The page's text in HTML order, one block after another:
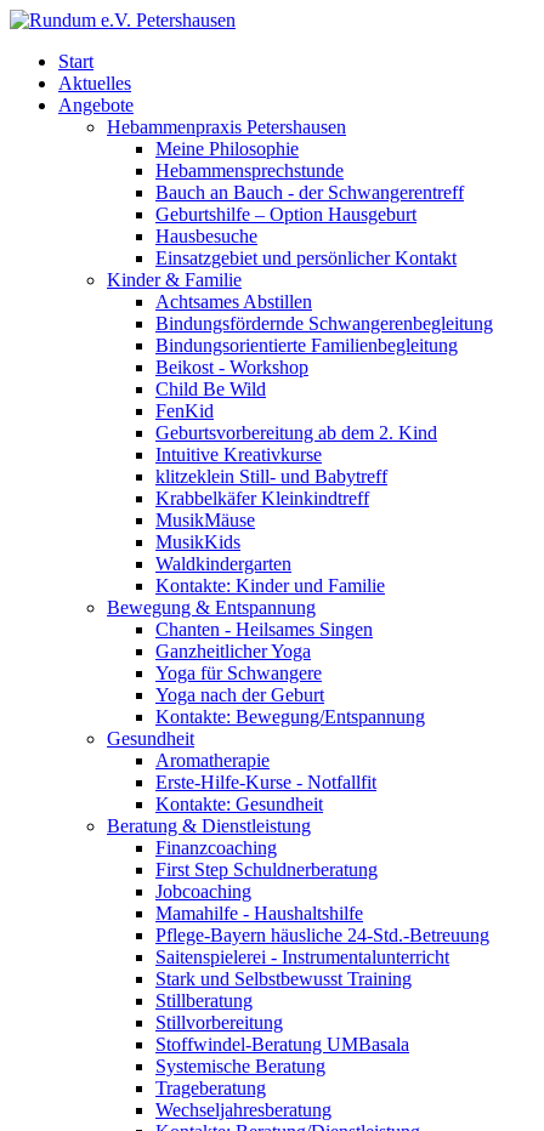
Start
Aktuelles
Angebote
Hebammenpraxis Petershausen
Meine Philosophie
Hebammensprechstunde
Bauch an Bauch - der Schwangerentreff
Geburtshilfe – Option Hausgeburt
Hausbesuche
Einsatzgebiet und persönlicher Kontakt
Kinder & Familie
Achtsames Abstillen
Bindungsfördernde Schwangerenbegleitung
Bindungsorientierte Familienbegleitung
Beikost - Workshop
Child Be Wild
FenKid
Geburtsvorbereitung ab dem 2. Kind
Intuitive Kreativkurse
klitzeklein Still- und Babytreff
Krabbelkäfer Kleinkindtreff
MusikMäuse
MusikKids
Waldkindergarten
Kontakte: Kinder und Familie
Bewegung & Entspannung
Chanten - Heilsames Singen
Ganzheitlicher Yoga
Yoga für Schwangere
Yoga nach der Geburt
Kontakte: Bewegung/Entspannung
Gesundheit
Aromatherapie
Erste-Hilfe-Kurse - Notfallfit
Kontakte: Gesundheit
Beratung & Dienstleistung
Finanzcoaching
First Step Schuldnerberatung
Jobcoaching
Mamahilfe - Haushaltshilfe
Pflege-Bayern häusliche 24-Std.-Betreuung
Saitenspielerei - Instrumentalunterricht
Stark und Selbstbewusst Training
Stillberatung
Stillvorbereitung
Stoffwindel-Beratung UMBasala
Systemische Beratung
Trageberatung
Wechseljahresberatung